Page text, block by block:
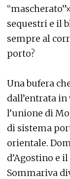
sequestri e il
sempre al
porto?
Una bufera
dall’entrata
l’unione di
di sistema
orientale.
d’Agostino e
Sommariva